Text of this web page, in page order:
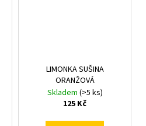
LIMONKA SUŠINA
ORANŽOVÁ
Skladem (>5 ks)
125 Kč